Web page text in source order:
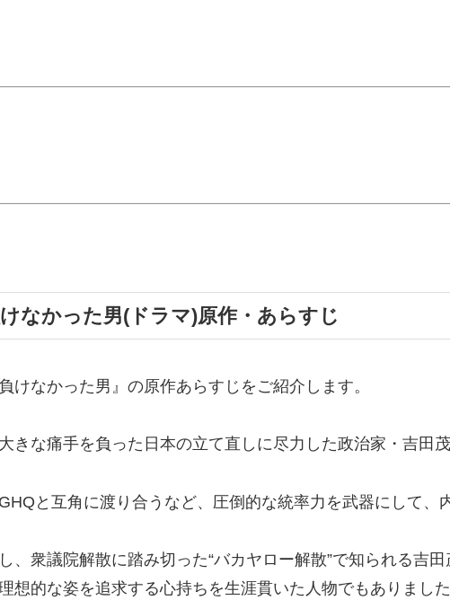
なかった男(ドラマ)原作・あらすじ
けなかった男』の原作あらすじをご紹介します。
きな痛手を負った日本の立て直しに尽力した政治家・吉田
と互角に渡り合うなど、圧倒的な統率力を武器にして、
、衆議院解散に踏み切った“バカヤロー解散”で知られる吉
想的な姿を追求する心持ちを生涯貫いた人物でもありました